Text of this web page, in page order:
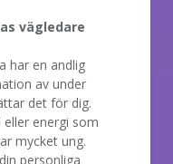
vägledare
har en andlig
av under
det för dig.
energi som
mycket ung.
personliga